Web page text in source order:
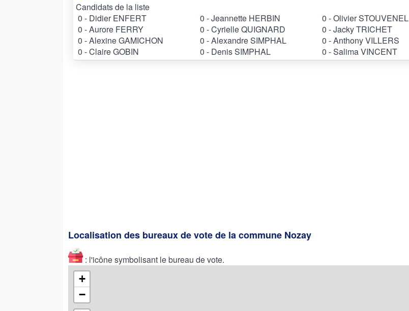
Candidats de la liste
0 - Didier ENFERT
0 - Aurore FERRY
0 - Alexine GAMICHON
0 - Claire GOBIN
0 - Jeannette HERBIN
0 - Cyrielle QUIGNARD
0 - Alexandre SIMPHAL
0 - Denis SIMPHAL
0 - Olivier STOUVENEL
0 - Jacky TRICHET
0 - Anthony VILLERS
0 - Salima VINCENT
Localisation des bureaux de vote de la commune Nozay
: l'icône symbolisant le bureau de vote.
+
−